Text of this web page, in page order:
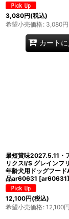
3,080円(税込)
希望小売価格: 3,080円
カート
最短賞味2027.5.11・
リクスI/S グレインフ
年齢犬用ドッグフー
品ar60631 [ar60631]
12,100円(税込)
希望小売価格: 12,100円